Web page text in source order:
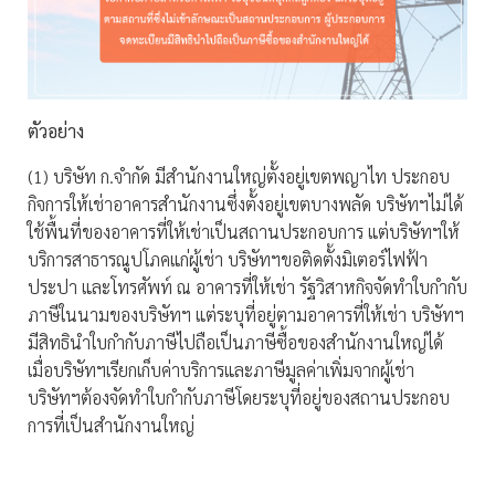
ตัวอย่าง
(1) บริษัท ก.จำกัด มีสำนักงานใหญ่ตั้งอยู่เขตพญาไท ประกอบ
กิจการให้เช่าอาคารสำนักงานซึ่งตั้งอยู่เขตบางพลัด บริษัทฯไม่ได้
ใช้พื้นที่ของอาคารที่ให้เช่าเป็นสถานประกอบการ แต่บริษัทฯให้
บริการสาธารณูปโภคแก่ผู้เช่า บริษัทฯขอติดตั้งมิเตอร์ไฟฟ้า
ประปา และโทรศัพท์ ณ อาคารที่ให้เช่า รัฐวิสาหกิจจัดทำใบกำกับ
ภาษีในนามของบริษัทฯ แต่ระบุที่อยู่ตามอาคารที่ให้เช่า บริษัทฯ
มีสิทธินำใบกำกับภาษีไปถือเป็นภาษีซื้อของสำนักงานใหญ่ได้
เมื่อบริษัทฯเรียกเก็บค่าบริการและภาษีมูลค่าเพิ่มจากผู้เช่า
บริษัทฯต้องจัดทำใบกำกับภาษีโดยระบุที่อยู่ของสถานประกอบ
การที่เป็นสำนักงานใหญ่